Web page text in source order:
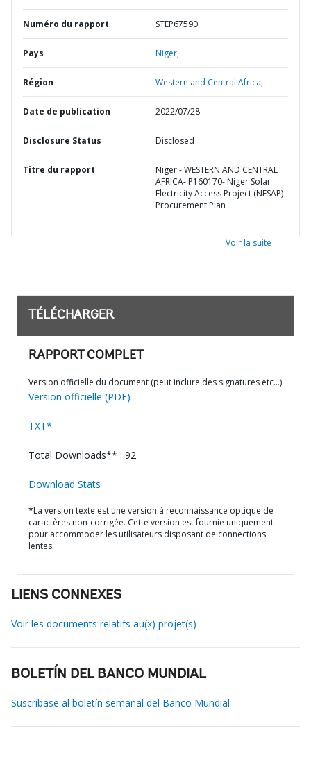
Numéro du rapport STEP67590
Pays Niger,
Région Western and Central Africa,
Date de publication 2022/07/28
Disclosure Status Disclosed
Titre du rapport
Niger - WESTERN AND CENTRAL
AFRICA- P160170- Niger Solar
Electricity Access Project (NESAP) -
Procurement Plan
Voir la suite
TÉLÉCHARGER
RAPPORT COMPLET
Version officielle du document (peut inclure des signatures etc…)
Version officielle (PDF)
TXT*
Total Downloads** : 92
Download Stats
*La version texte est une version à reconnaissance optique de
caractères non-corrigée. Cette version est fournie uniquement
pour accommoder les utilisateurs disposant de connections
lentes.
LIENS CONNEXES
Voir les documents relatifs au(x) projet(s)
BOLETÍN DEL BANCO MUNDIAL
Suscríbase al boletín semanal del Banco Mundial